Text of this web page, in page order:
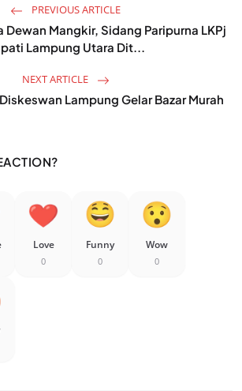
PREVIOUS ARTICLE
Dewan Mangkir, Sidang Paripurna LKPj
Lampung Utara Dit...
NEXT ARTICLE
Lampung Gelar Bazar Murah
Love
0
Funny
0
Wow
0